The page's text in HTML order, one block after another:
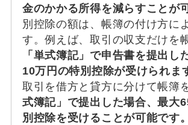
金のかかる所得を減らすことが
別控除の額は、帳簿の付け方に
す。例えば、取引の収支だけを
「単式簿記」で申告書を提出し
10万円の特別控除が受けられま
取引を借方と貸方に分けて帳簿
式簿記」で提出した場合、最大
別控除を受けることが可能です。